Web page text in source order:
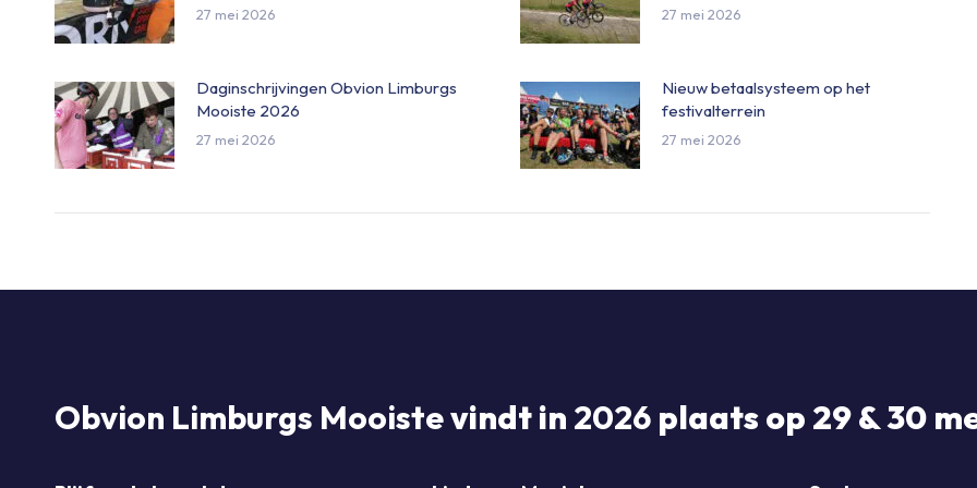
27 mei 2026 27 mei 2026
Daginschrijvingen Obvion Limburgs
Mooiste 2026
27 mei 2026
Nieuw betaalsysteem op het
festivalterrein
27 mei 2026
Obvion Limburgs Mooistevindt in 2026 plaats op 29 & 30